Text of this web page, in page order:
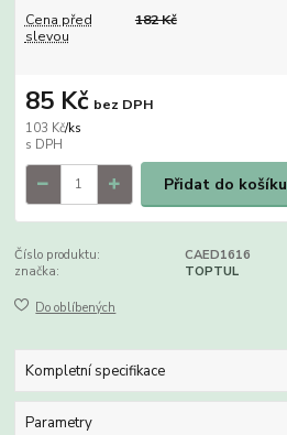
Cena před
slevou
182 Kč
103 Kč/ks
85 Kč bez DPH
Přidat do košíku
Číslo produktu:
CAED1616
značka:
TOPTUL
Do oblíbených
Kompletní specifikace
Parametry